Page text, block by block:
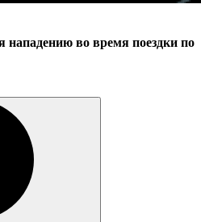
нападению во время поездки по